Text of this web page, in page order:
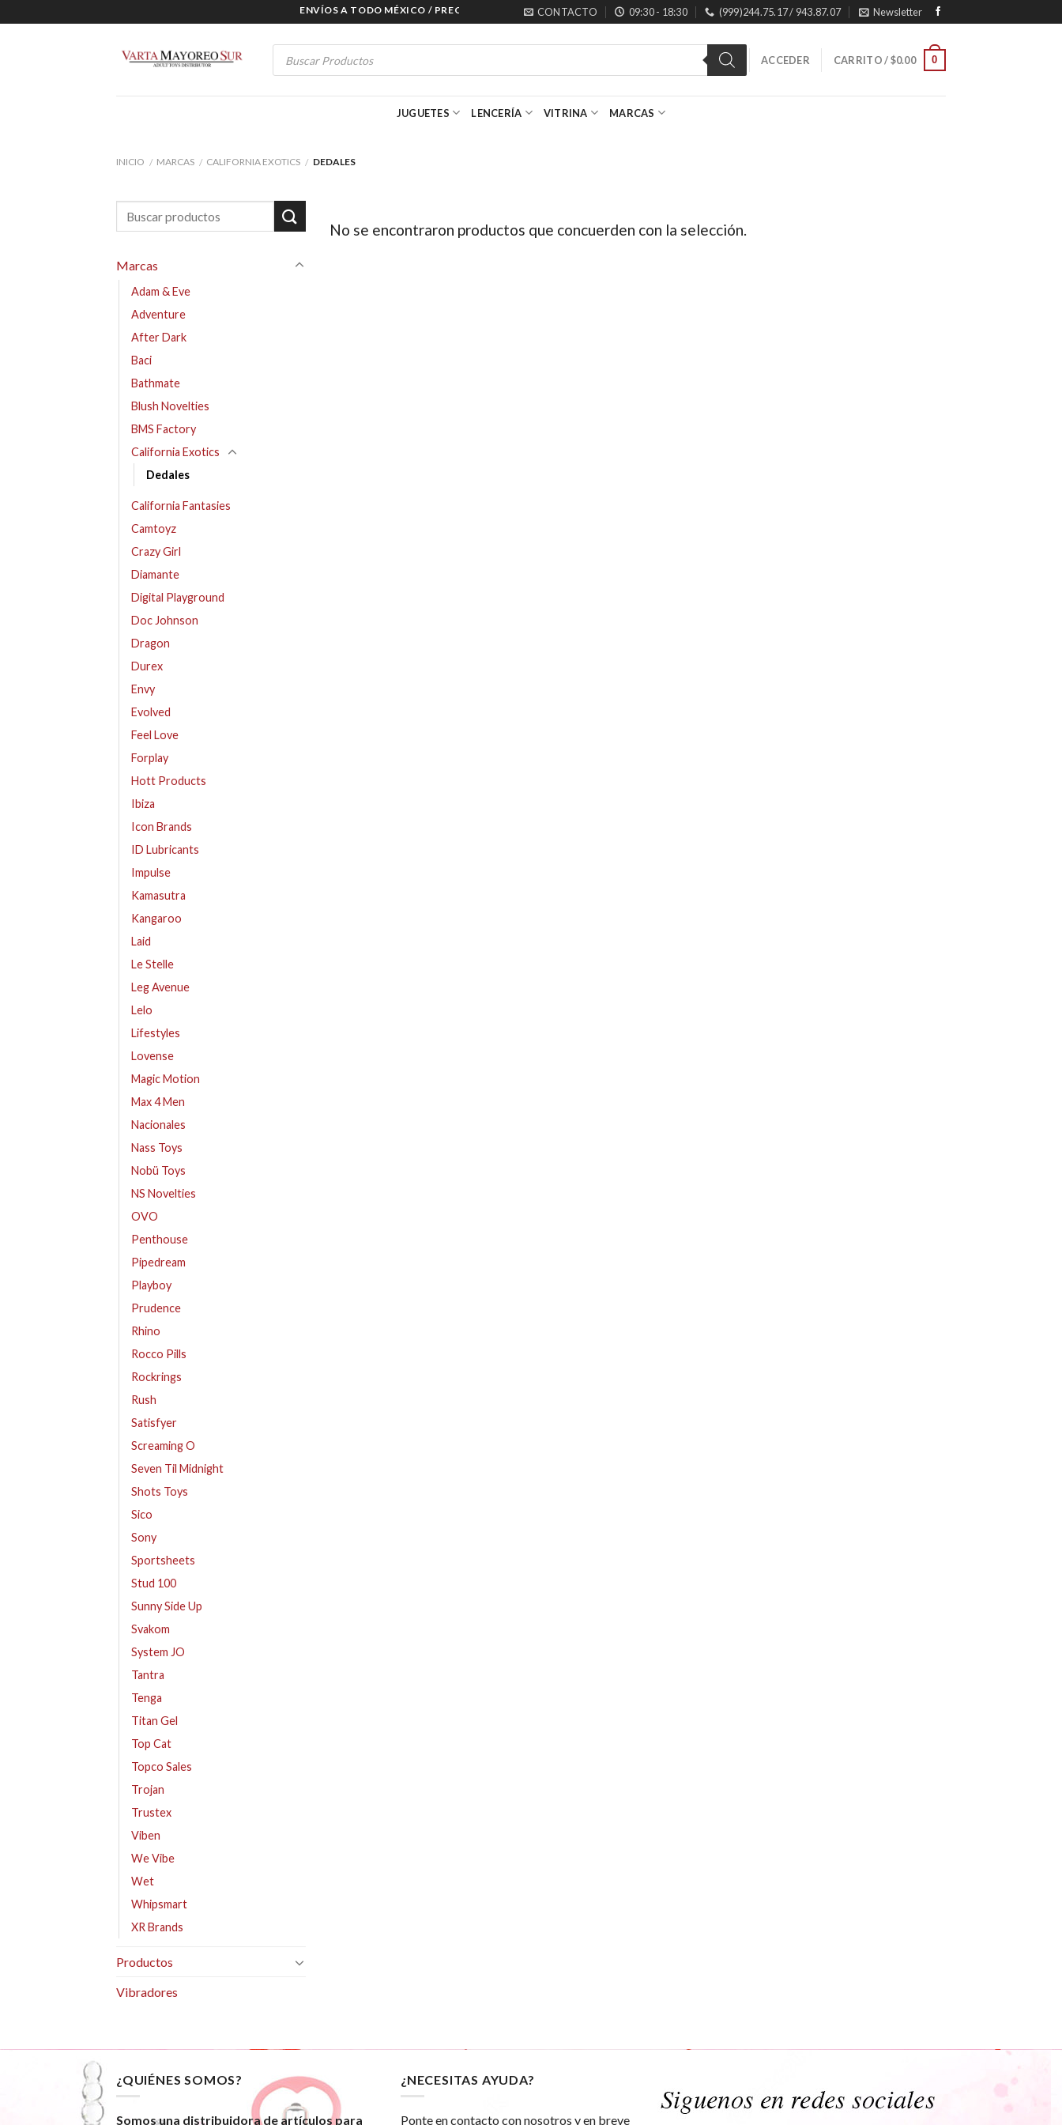
to
ENVÍOS A TODO MÉXICO / PRECIOS ESPECIALES PARA MAYORISTAS
CONTACTO 09:30 - 18:30 (999)244.75.17 / 943.87.07 Newsletter
Products
search
ACCEDER CARRITO /$0.00 0
JUGUETES LENCERÍA VITRINA MARCAS
INICIO / MARCAS / CALIFORNIA EXOTICS / DEDALES
Marcas
Adam & Eve
Adventure
After Dark
Baci
Bathmate
Blush Novelties
BMS Factory
California Exotics
Dedales
California Fantasies
Camtoyz
Crazy Girl
Diamante
Digital Playground
Doc Johnson
Dragon
Durex
Envy
Evolved
Feel Love
Forplay
Hott Products
Ibiza
Icon Brands
ID Lubricants
Impulse
Kamasutra
Kangaroo
Laid
Le Stelle
Leg Avenue
Lelo
Lifestyles
Lovense
Magic Motion
Max 4 Men
Nacionales
Nass Toys
Nobü Toys
NS Novelties
OVO
Penthouse
Pipedream
Playboy
Prudence
Rhino
Rocco Pills
Rockrings
Rush
Satisfyer
Screaming O
Seven Til Midnight
Shots Toys
Sico
Sony
Sportsheets
Stud 100
Sunny Side Up
Svakom
System JO
Tantra
Tenga
Titan Gel
Top Cat
Topco Sales
Trojan
Trustex
Viben
We Vibe
Wet
Whipsmart
XR Brands
Productos
Vibradores
No se encontraron productos que concuerden con la selección.
¿QUIÉNES SOMOS?
Somos una distribuidora de artículos para
¿NECESITAS AYUDA?
Ponte en contacto con nosotros y en breve